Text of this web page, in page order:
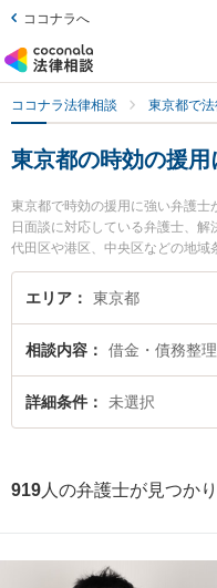
ココナラへ
ココナラ法律相談 東京都で
東京都の時効の援
東京都で時効の援用に強い弁護
日面談に対応している弁護士、
代田区や港区、中央区などの地
理に関係する消費者金融の債務
債務整理等の細かな分野での絞
用、強みなどが注目されていま
用のトラブルを今すぐに弁護士
実績豊富な近くの弁護士を検索
エリア 東京都
相談内容 借金・債務整
詳細条件 未選択
919 人の弁護士が見つか